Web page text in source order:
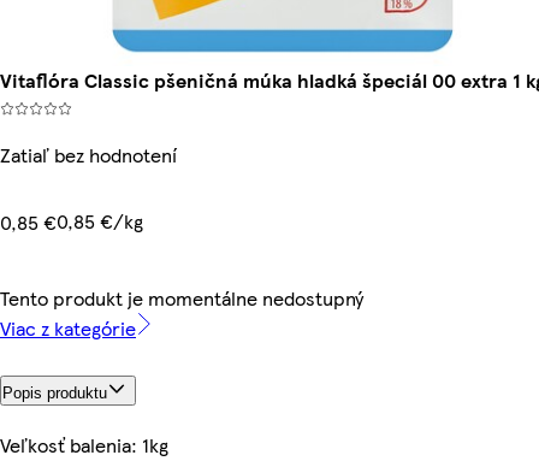
Vitaflóra Classic pšeničná múka hladká špeciál 00 extra 1
Zatiaľ bez hodnotení
0,85 €0,85 €/kg
Tento produkt je momentálne nedostupný
Viac z kategórie
Popis produktu
Veľkosť balenia: 1kg